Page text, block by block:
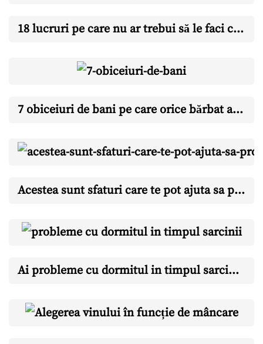
18 lucruri pe care nu ar trebui să le faci când porți pantofi cu toc înalt
7 obiceiuri de bani pe care orice bărbat ar trebui să le aibă până la 40 de ani
Acestea sunt sfaturi care te pot ajuta sa profiti la maxim de beneficiile aduse de frecventarea unui curs de Zumba
Ai probleme cu dormitul in timpul sarcinii? Citeste pentru a afla cum sa obtii un suport ergonomic pentru spate